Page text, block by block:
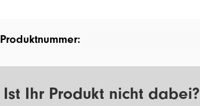
Produktnummer:
Ist Ihr Produkt nicht dabei?